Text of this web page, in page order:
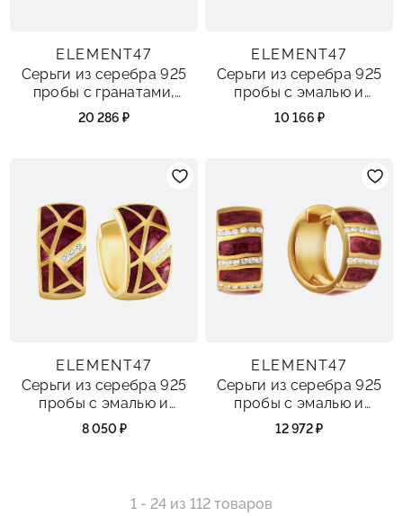
ELEMENT47
Серьги из серебра 925
пробы с гранатами,
цитринами и топазами
20 286 ₽
ELEMENT47
Серьги из серебра 925
пробы с эмалью и
фианитами
10 166 ₽
ELEMENT47
Серьги из серебра 925
пробы с эмалью и
фианитами
8 050 ₽
ELEMENT47
Серьги из серебра 925
пробы с эмалью и
фианитами
12 972 ₽
1 - 24 из 112 товаров